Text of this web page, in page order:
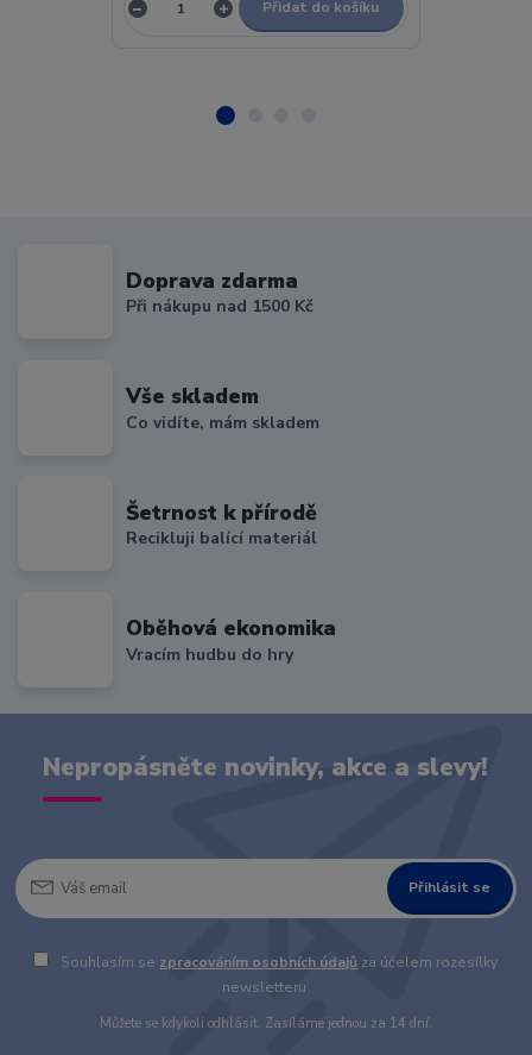
Přidat do košíku
Doprava zdarma
Při nákupu nad 1500 Kč
Vše skladem
Co vidíte, mám skladem
Šetrnost k přírodě
Recikluji balící materiál
Oběhová ekonomika
Vracím hudbu do hry
Nepropásněte novinky, akce a slevy!
Přihlásit se
Souhlasím se zpracováním osobních údajů za účelem rozesílky
newsletteru.
Můžete se kdykoli odhlásit. Zasíláme jednou za 14 dní.